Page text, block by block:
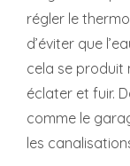
régler le
d’éviter que
cela se produit
éclater et fuir.
comme le
les